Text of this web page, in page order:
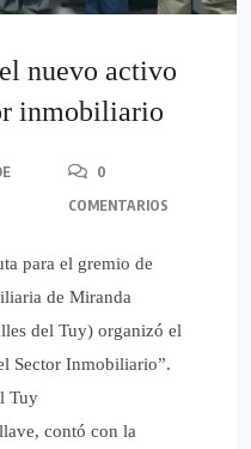
nuevo activo
inmobiliario
0
COMENTARIOS
para el gremio de
de Miranda
del Tuy) organizó el
Sector Inmobiliario”.
Tuy
contó con la